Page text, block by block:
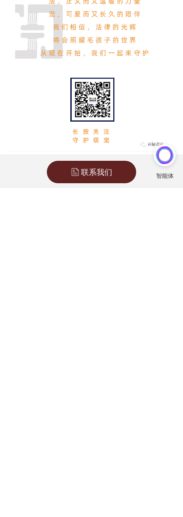
联系我们
动物 宠物